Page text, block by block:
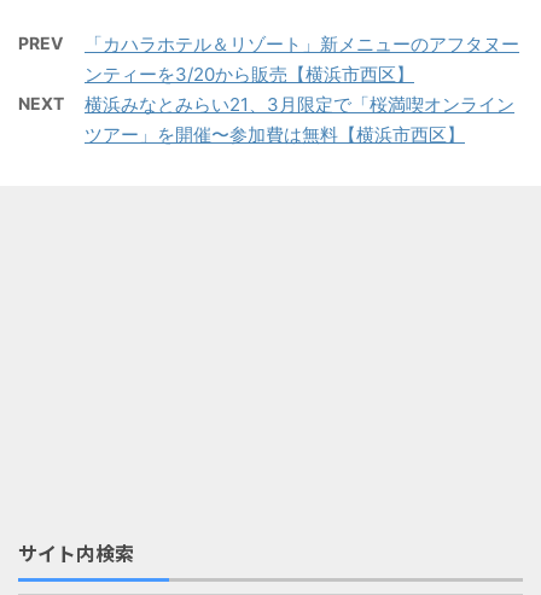
PREV
「カハラホテル＆リゾート」新メニューのアフタヌー
ンティーを3/20から販売【横浜市西区】
NEXT
横浜みなとみらい21、3月限定で「桜満喫オンライン
ツアー」を開催〜参加費は無料【横浜市西区】
サイト内検索